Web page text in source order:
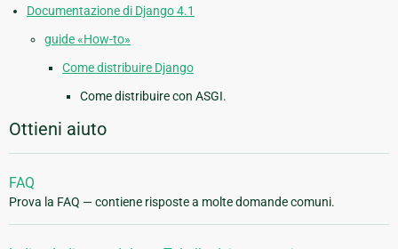
Documentazione di Django 4.1
guide «How-to»
Come distribuire Django
Come distribuire con ASGI.
Ottieni aiuto
FAQ
Prova la FAQ — contiene risposte a molte domande comuni.